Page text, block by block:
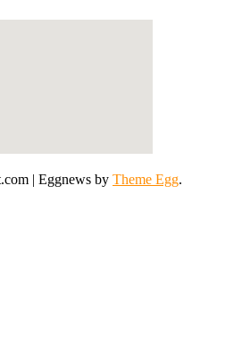
| Eggnews by Theme Egg.